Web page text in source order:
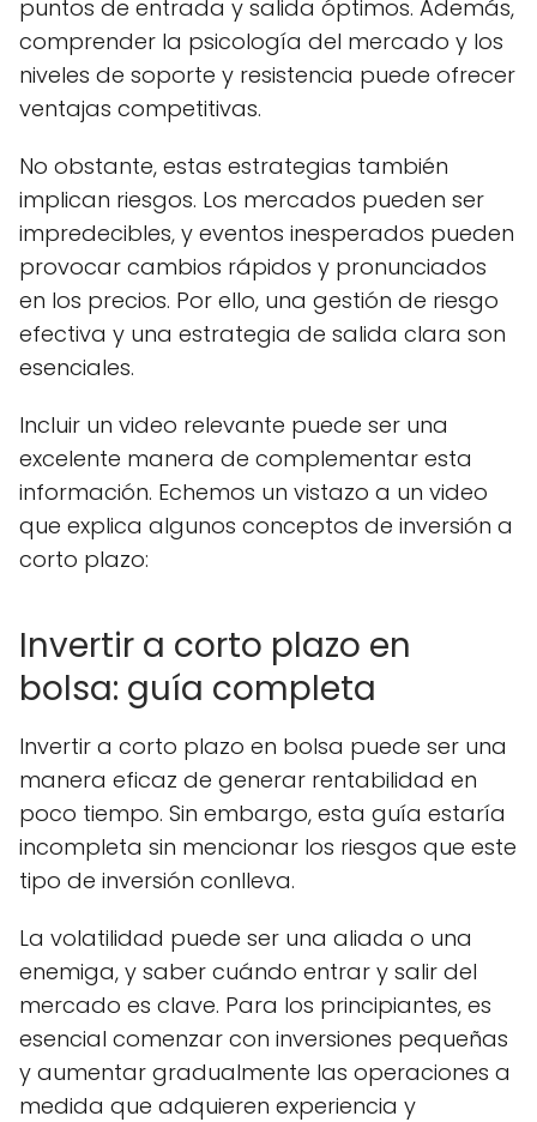
puntos de entrada y salida óptimos. Además,
comprender la psicología del mercado y los
niveles de soporte y resistencia puede ofrecer
ventajas competitivas.
No obstante, estas estrategias también
implican riesgos. Los mercados pueden ser
impredecibles, y eventos inesperados pueden
provocar cambios rápidos y pronunciados
en los precios. Por ello, una gestión de riesgo
efectiva y una estrategia de salida clara son
esenciales.
Incluir un video relevante puede ser una
excelente manera de complementar esta
información. Echemos un vistazo a un video
que explica algunos conceptos de inversión a
corto plazo:
Invertir a corto plazo en
bolsa: guía completa
Invertir a corto plazo en bolsa puede ser una
manera eficaz de generar rentabilidad en
poco tiempo. Sin embargo, esta guía estaría
incompleta sin mencionar los riesgos que este
tipo de inversión conlleva.
La volatilidad puede ser una aliada o una
enemiga, y saber cuándo entrar y salir del
mercado es clave. Para los principiantes, es
esencial comenzar con inversiones pequeñas
y aumentar gradualmente las operaciones a
medida que adquieren experiencia y